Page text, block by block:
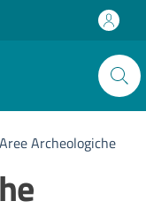
Aree Archeologiche